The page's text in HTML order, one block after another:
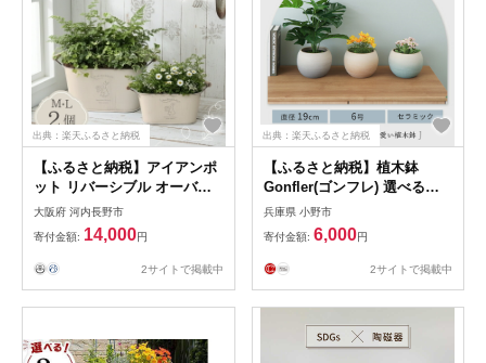
出典：楽天ふるさと納税
【ふるさと納税】アイアンポ
ット リバーシブル オーバル
M L 2個セット ｜ 楕円形 植
木鉢 おしゃれ 鉢カバー 止水
栓付 寄せ植え フラワーベー
ス 花瓶 プランター アイアン
ンティーク風 インテリア 大
大阪府 河内長野市
寄付金額: 14,000円
2サイトで掲載中
出典：楽天ふるさと納税
【ふるさと納税】植木鉢
Gonfler(ゴンフレ) 選べるカ
ラー セラミック 約 6号 フラ
ワーポット プランター 鉢 丸
い鉢 丸い 丸型 中型 観葉植物
おしゃれ くすみカラー ガー
園芸 インテリア 兵庫 兵庫県
兵庫県 小野市
寄付金額: 6,000円
2サイトで掲載中